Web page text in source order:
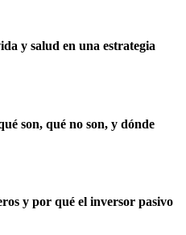
y salud en una estrategia
son, qué no son, y dónde
y por qué el inversor pasivo